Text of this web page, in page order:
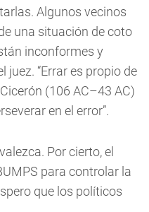
Algunos vecinos
una situación de coto
inconformes y
juez. “Errar es propio de
(106 AC–43 AC)
en el error”.
Por cierto, el
para controlar la
que los políticos